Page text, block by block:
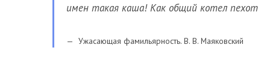
имен такая каша! Как общий котел
Ужасающая фамильярность. В. В. Маяковский